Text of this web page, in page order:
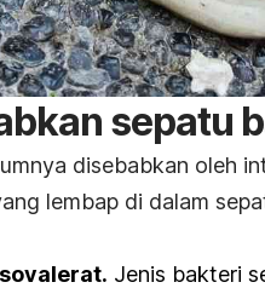
sepatu
disebabkan oleh
lembap di dalam
Jenis bakteri